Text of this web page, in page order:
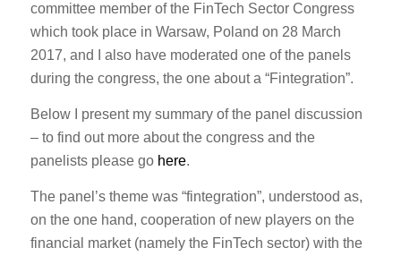
committee member of the FinTech Sector Congress
which took place in Warsaw, Poland on 28 March
2017, and I also have moderated one of the panels
during the congress, the one about a “Fintegration”.
Below I present my summary of the panel discussion
– to find out more about the congress and the
panelists please go here.
The panel’s theme was “fintegration”, understood as,
on the one hand, cooperation of new players on the
financial market (namely the FinTech sector) with the